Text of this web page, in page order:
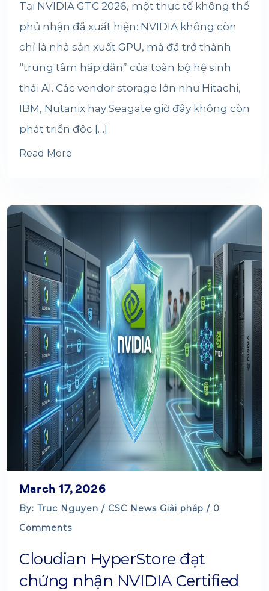
Tại NVIDIA GTC 2026, một thực tế không thể
phủ nhận đã xuất hiện: NVIDIA không còn
chỉ là nhà sản xuất GPU, mà đã trở thành
“trung tâm hấp dẫn” của toàn bộ hệ sinh
thái AI. Các vendor storage lớn như Hitachi,
IBM, Nutanix hay Seagate giờ đây không còn
phát triển độc […]
Read More
March 17, 2026
By: Truc Nguyen / CSC News Giải pháp / 0
Comments
Cloudian HyperStore đạt
chứng nhận NVIDIA Certified